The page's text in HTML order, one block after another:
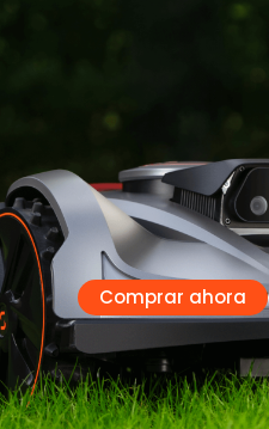
Comprar ahora